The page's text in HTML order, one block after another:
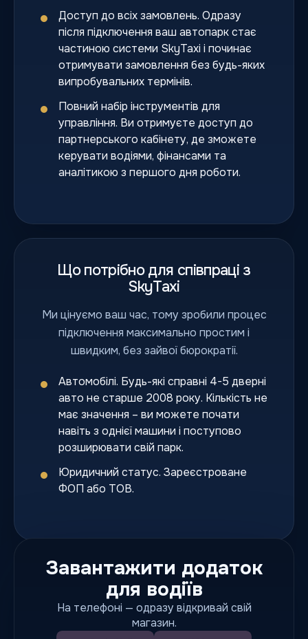
Доступ до всіх замовлень. Одразу
після підключення ваш автопарк стає
частиною системи SkyTaxi і починає
отримувати замовлення без будь-яких
випробувальних термінів.
Повний набір інструментів для
управління. Ви отримуєте доступ до
партнерського кабінету, де зможете
керувати водіями, фінансами та
аналітикою з першого дня роботи.
Що потрібно для співпраці з
SkyTaxi
Ми цінуємо ваш час, тому зробили процес
підключення максимально простим і
швидким, без зайвої бюрократії.
Автомобілі. Будь-які справні 4-5 дверні
авто не старше 2008 року. Кількість не
має значення – ви можете почати
навіть з однієї машини і поступово
розширювати свій парк.
Юридичний статус. Зареєстроване
ФОП або ТОВ.
Завантажити додаток
для водіїв
На телефоні — одразу відкривай свій
магазин.